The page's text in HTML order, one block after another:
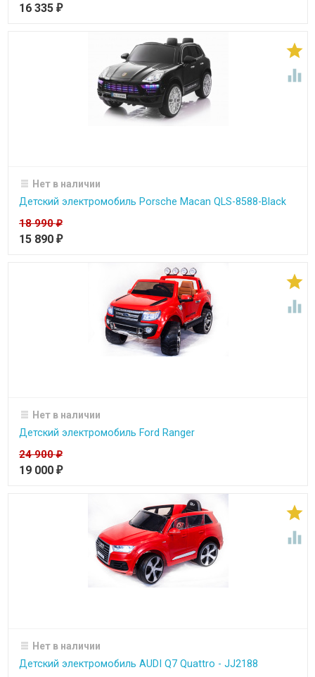
16 335 ₽


Нет в наличии
Детский электромобиль Porsche Macan QLS-8588-Black
18 990₽
15 890 ₽


Нет в наличии
Детский электромобиль Ford Ranger
24 900₽
19 000 ₽


Нет в наличии
Детский электромобиль AUDI Q7 Quattro - JJ2188